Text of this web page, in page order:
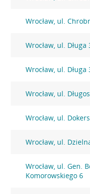
Wrocław, ul.
Wrocław, ul. Długa
Wrocław, ul. Długa
Wrocław, ul.
Wrocław, ul.
Wrocław, ul.
Wrocław, ul. Gen.
Komorowskiego 6